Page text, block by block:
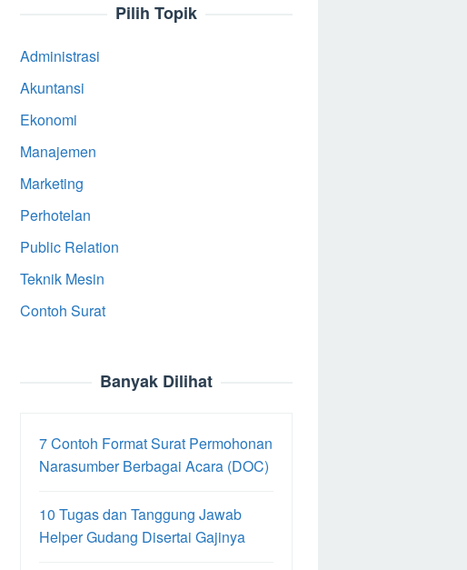
Pilih Topik
Administrasi
Akuntansi
Ekonomi
Manajemen
Marketing
Perhotelan
Public Relation
Teknik Mesin
Contoh Surat
Banyak Dilihat
7 Contoh Format Surat Permohonan
Narasumber Berbagai Acara (DOC)
10 Tugas dan Tanggung Jawab
Helper Gudang Disertai Gajinya